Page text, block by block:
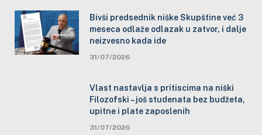
Bivši predsednik niške Skupštine već 3
meseca odlaže odlazak u zatvor, i dalje
neizvesno kada ide
31/07/2026
Vlast nastavlja s pritiscima na niški
Filozofski – još studenata bez budžeta,
upitne i plate zaposlenih
31/07/2026